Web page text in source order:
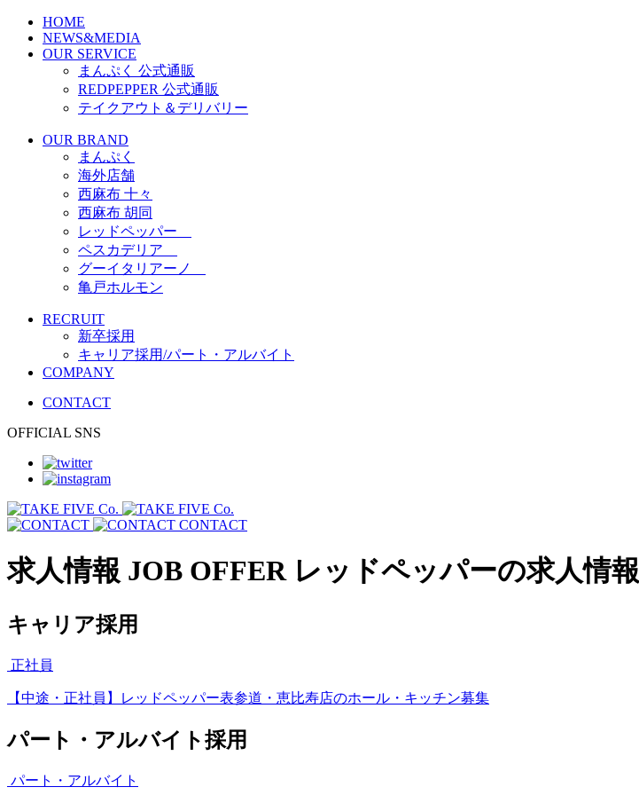
HOME
NEWS&MEDIA
OUR SERVICE
まんぷく 公式通販
REDPEPPER 公式通販
テイクアウト＆デリバリー
OUR BRAND
まんぷく
海外店舗
西麻布 十々
西麻布 胡同
レッドペッパー
ペスカデリア
グーイタリアーノ
亀戸ホルモン
RECRUIT
新卒採用
キャリア採用/パート・アルバイト
COMPANY
CONTACT
OFFICIAL SNS
CONTACT
求人情報 JOB OFFER レッドペッパーの求人情報
キャリア採用
正社員
【中途・正社員】レッドペッパー表参道・恵比寿店のホール・キッチン募集
パート・アルバイト採用
パート・アルバイト